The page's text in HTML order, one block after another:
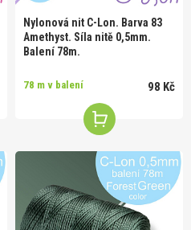
Nylonová nit C-Lon. Barva 83
Amethyst. Síla nitě 0,5mm.
Balení 78m.
78 m v balení 98 Kč